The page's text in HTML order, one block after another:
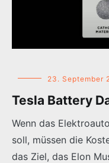
23. September
Tesla Battery
Wenn das
soll, müssen die
das Ziel, das Elon